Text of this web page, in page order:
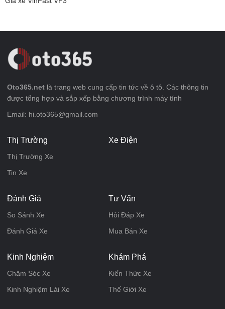
Oto365.net là trang web cung cấp tin tức về ô tô. Các thông tin
được tổng hợp và sắp xếp bằng chương trình máy tính
Email: hi.oto365@gmail.com
Thị Trường
Thị Trường Xe
Tin Xe
Xe Điện
Đánh Giá
So Sánh Xe
Đánh Giá Xe
Tư Vấn
Hỏi Đáp Xe
Mua Bán Xe
Kinh Nghiệm
Chăm Sóc Xe
Kinh Nghiệm Lái Xe
Khám Phá
Kiến Thức Xe
Thế Giới Xe